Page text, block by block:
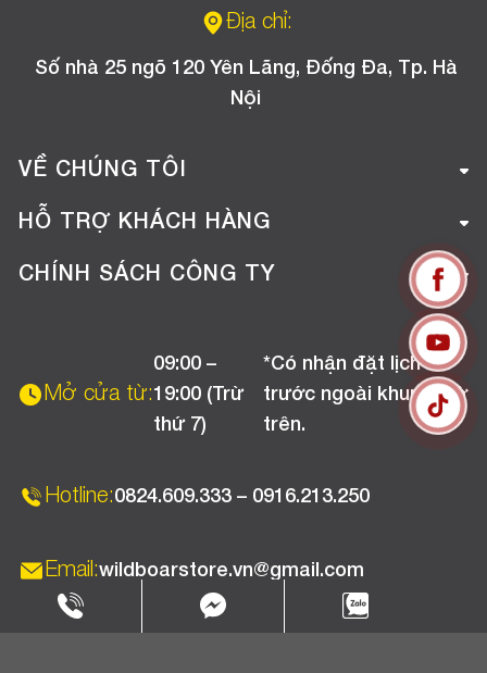
Địa chỉ:
Số nhà 25 ngõ 120 Yên Lãng, Đống Đa, Tp. Hà
Nội
VỀ CHÚNG TÔI
Giới thiệu công ty
Tuyển dụng
HỖ TRỢ KHÁCH HÀNG
Hướng dẫn mua hàng online
Chương trình khuyến mãi
CHÍNH SÁCH CÔNG TY
Chính sách bảo hành
Mở cửa từ:
09:00 –
19:00 (Trừ
thứ 7)
*Có nhận đặt lịch
trước ngoài khung giờ
trên.
Hotline:0824.609.333 – 0916.213.250
Email:wildboarstore.vn@gmail.com